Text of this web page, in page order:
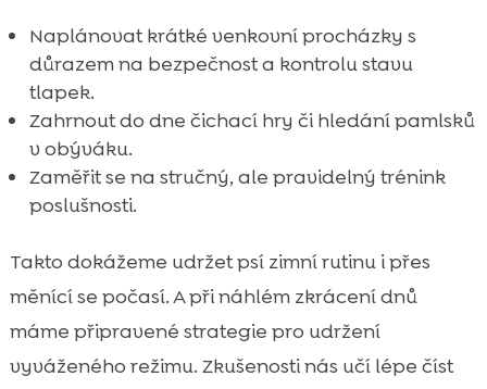
Naplánovat krátké venkovní procházky s
důrazem na bezpečnost a kontrolu stavu
tlapek.
Zahrnout do dne čichací hry či hledání pamlsků
v obýváku.
Zaměřit se na stručný, ale pravidelný trénink
poslušnosti.
Takto dokážeme udržet psí zimní rutinu i přes
měnící se počasí. A při náhlém zkrácení dnů
máme připravené strategie pro udržení
vyváženého režimu. Zkušenosti nás učí lépe číst